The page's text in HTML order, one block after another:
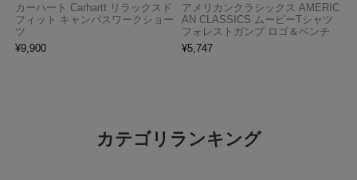
カーハート Carhartt リラックスド
フィット キャンバスワークショー
ツ
¥9,900
アメリカンクラシックス AMERIC
AN CLASSICS ムービーTシャツ
フォレストガンプ ロゴ＆ベンチ
¥5,747
カテゴリランキング